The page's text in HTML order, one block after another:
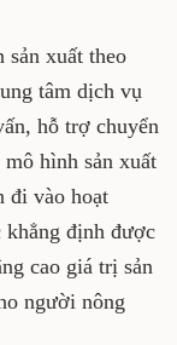
sản xuất theo
tâm dịch vụ
hỗ trợ chuyển
hình sản xuất
đi vào hoạt
khẳng định được
cao giá trị sản
người nông